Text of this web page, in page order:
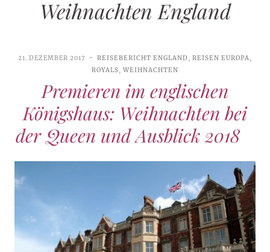
Weihnachten England
21. DEZEMBER 2017 REISEBERICHT ENGLAND,REISEN EUROPA,
ROYALS, WEIHNACHTEN
Premieren im englischen
Königshaus: Weihnachten bei
der Queen und Ausblick 2018